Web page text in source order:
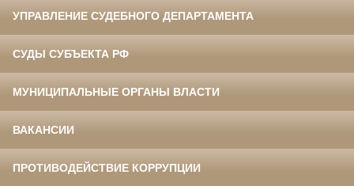
УПРАВЛЕНИЕ СУДЕБНОГО ДЕПАРТАМЕНТА
СУДЫ СУБЪЕКТА РФ
МУНИЦИПАЛЬНЫЕ ОРГАНЫ ВЛАСТИ
ВАКАНСИИ
ПРОТИВОДЕЙСТВИЕ КОРРУПЦИИ